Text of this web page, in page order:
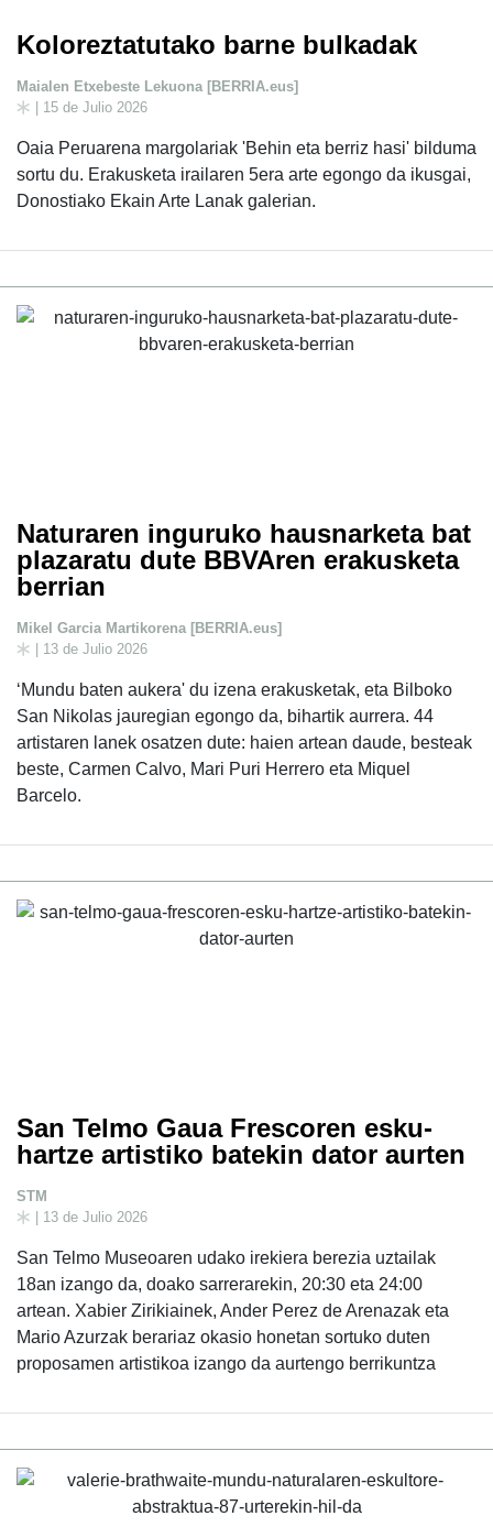
Koloreztatutako barne bulkadak
Maialen Etxebeste Lekuona [BERRIA.eus]
| 15 de Julio 2026
Oaia Peruarena margolariak 'Behin eta berriz hasi' bilduma
sortu du. Erakusketa irailaren 5era arte egongo da ikusgai,
Donostiako Ekain Arte Lanak galerian.
Naturaren inguruko hausnarketa bat
plazaratu dute BBVAren erakusketa
berrian
Mikel Garcia Martikorena [BERRIA.eus]
| 13 de Julio 2026
‘Mundu baten aukera' du izena erakusketak, eta Bilboko
San Nikolas jauregian egongo da, bihartik aurrera. 44
artistaren lanek osatzen dute: haien artean daude, besteak
beste, Carmen Calvo, Mari Puri Herrero eta Miquel
Barcelo.
San Telmo Gaua Frescoren esku-
hartze artistiko batekin dator aurten
STM
| 13 de Julio 2026
San Telmo Museoaren udako irekiera berezia uztailak
18an izango da, doako sarrerarekin, 20:30 eta 24:00
artean. Xabier Zirikiainek, Ander Perez de Arenazak eta
Mario Azurzak berariaz okasio honetan sortuko duten
proposamen artistikoa izango da aurtengo berrikuntza